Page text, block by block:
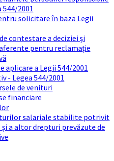
544/2001
solicitare în baza Legii
contestare a deciziei și
pentru reclamație
aplicare a Legii 544/2001
- Legea 544/2001
de venituri
financiare
salariale stabilite potrivit
a altor drepturi prevăzute de